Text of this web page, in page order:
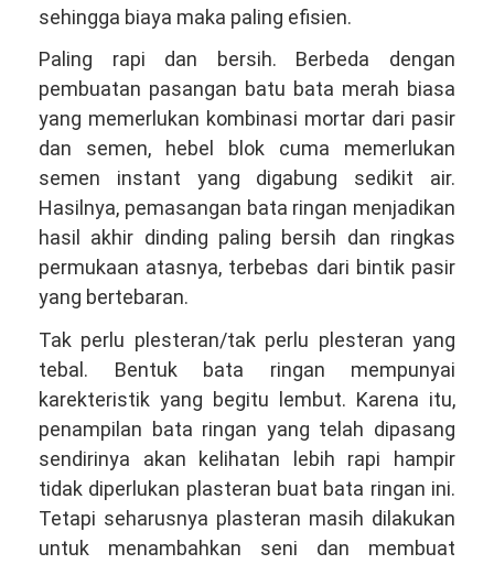
sehingga biaya maka paling efisien.
Paling rapi dan bersih. Berbeda dengan
pembuatan pasangan batu bata merah biasa
yang memerlukan kombinasi mortar dari pasir
dan semen, hebel blok cuma memerlukan
semen instant yang digabung sedikit air.
Hasilnya, pemasangan bata ringan menjadikan
hasil akhir dinding paling bersih dan ringkas
permukaan atasnya, terbebas dari bintik pasir
yang bertebaran.
Tak perlu plesteran/tak perlu plesteran yang
tebal. Bentuk bata ringan mempunyai
karekteristik yang begitu lembut. Karena itu,
penampilan bata ringan yang telah dipasang
sendirinya akan kelihatan lebih rapi hampir
tidak diperlukan plasteran buat bata ringan ini.
Tetapi seharusnya plasteran masih dilakukan
untuk menambahkan seni dan membuat